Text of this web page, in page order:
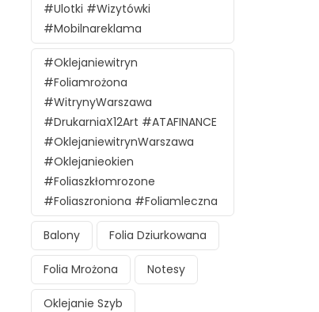
#ulotki #wizytówki
#mobilnareklama
#oklejaniewitryn
#foliamrożona
#witrynyWarszawa
#DrukarniaX12Art #ATAFINANCE
#oklejaniewitrynWarszawa
#oklejanieokien
#foliaszkłomrozone
#foliaszroniona #foliamleczna
Balony Folia Dziurkowana
Folia Mrożona Notesy
Oklejanie Szyb